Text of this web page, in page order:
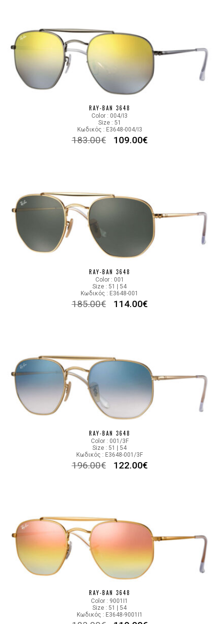
RAY-BAN 3648
Color : 004/I3
Size : 51
Κωδικός : E3648-004/I3
183.00€ 109.00€
RAY-BAN 3648
Color : 001
Size : 51 | 54
Κωδικός : E3648-001
185.00€ 114.00€
RAY-BAN 3648
Color : 001/3F
Size : 51 | 54
Κωδικός : E3648-001/3F
196.00€ 122.00€
RAY-BAN 3648
Color : 9001I1
Size : 51 | 54
Κωδικός : E3648-9001I1